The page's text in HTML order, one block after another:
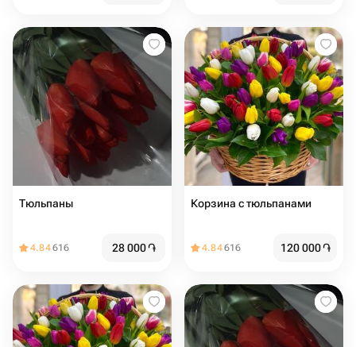
Тюльпаны
4.84616 28 000֏
Корзина с тюльпанами
4.84616 120 000֏